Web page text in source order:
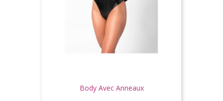
Body Avec Anneaux